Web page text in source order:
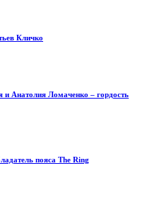
Кличко
и Анатолия Ломаченко – гордость
пояса The Ring